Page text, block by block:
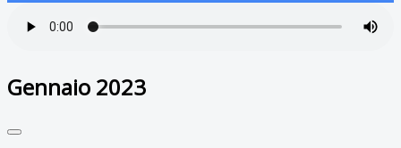
Gennaio 2023